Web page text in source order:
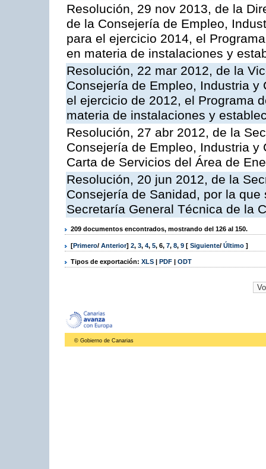
Resolución, 29 nov 2013, de la
de la Consejería de Empleo,
para el ejercicio 2014, el
en materia de instalaciones y
Resolución, 22 mar 2012, de la
Consejería de Empleo, Industria
el ejercicio de 2012, el Programa
materia de instalaciones y
Resolución, 27 abr 2012, de la
Consejería de Empleo, Industria
Carta de Servicios del Área de
Resolución, 20 jun 2012, de la
Consejería de Sanidad, por la
Secretaría General Técnica de la
209 documentos encontrados, mostrando del 126 al 150.
[Primero/ Anterior] 2, 3, 4, 5, 6, 7, 8, 9 [ Siguiente/ Último ]
Tipos de exportación: XLS | PDF | ODT
© Gobierno de Canarias